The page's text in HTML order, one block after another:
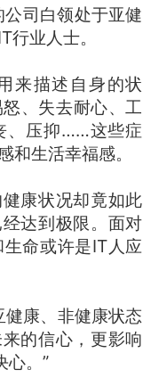
司白领处于亚健
业人士。
描述自身的状
、失去耐心、工
、压抑……这些症
和生活幸福感。
康状况却竟如此
达到极限。面对
命或许是IT人应
健康、非健康状态
的信心，更影响
心。”